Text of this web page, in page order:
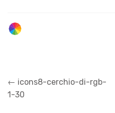
Navigazione
articoli
← icons8-cerchio-di-rgb-
1-30